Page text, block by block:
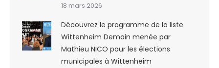
18 mars 2026
Découvrez le programme de la liste
Wittenheim Demain menée par
Mathieu NICO pour les élections
municipales à Wittenheim